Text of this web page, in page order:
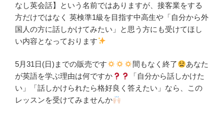
なし英会話】という名前ではありますが、接客業をする
方だけではなく 英検準1級を目指す中高生や「自分から外
国人の方に話しかけてみたい」と思う方にも受けてほし
い内容となっております
5月31日(日)までの販売です 間もなく終了
あなた
が英語を学ぶ理由は何ですか
「自分から話しかけた
い」「話しかけられたら格好良く答えたい」なら、この
レッスンを受けてみませんか